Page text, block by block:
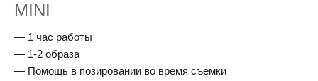
MINI
1 час работы
1-2 образа
Помощь в позировании во время съемки